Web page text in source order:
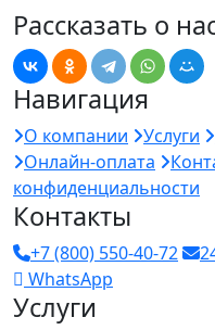
Рассказать о
Навигация
О компании Услуги
Онлайн-оплата
конфиденциальности
Контакты
+7 (800) 550-40-72
WhatsApp
Услуги